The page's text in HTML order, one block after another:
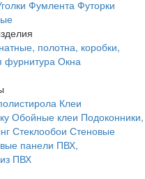
Фумлента Футорки
полотна, коробки,
фурнитура Окна
Клеи
Обойные клеи Подоконники,
Стеклообои Стеновые
панели ПВХ,
ПВХ